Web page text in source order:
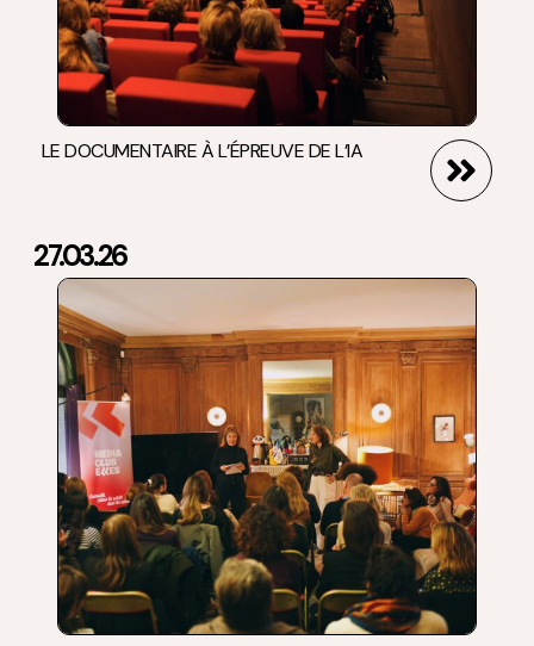
LE DOCUMENTAIRE À L’ÉPREUVE DE L’IA
27.03.26